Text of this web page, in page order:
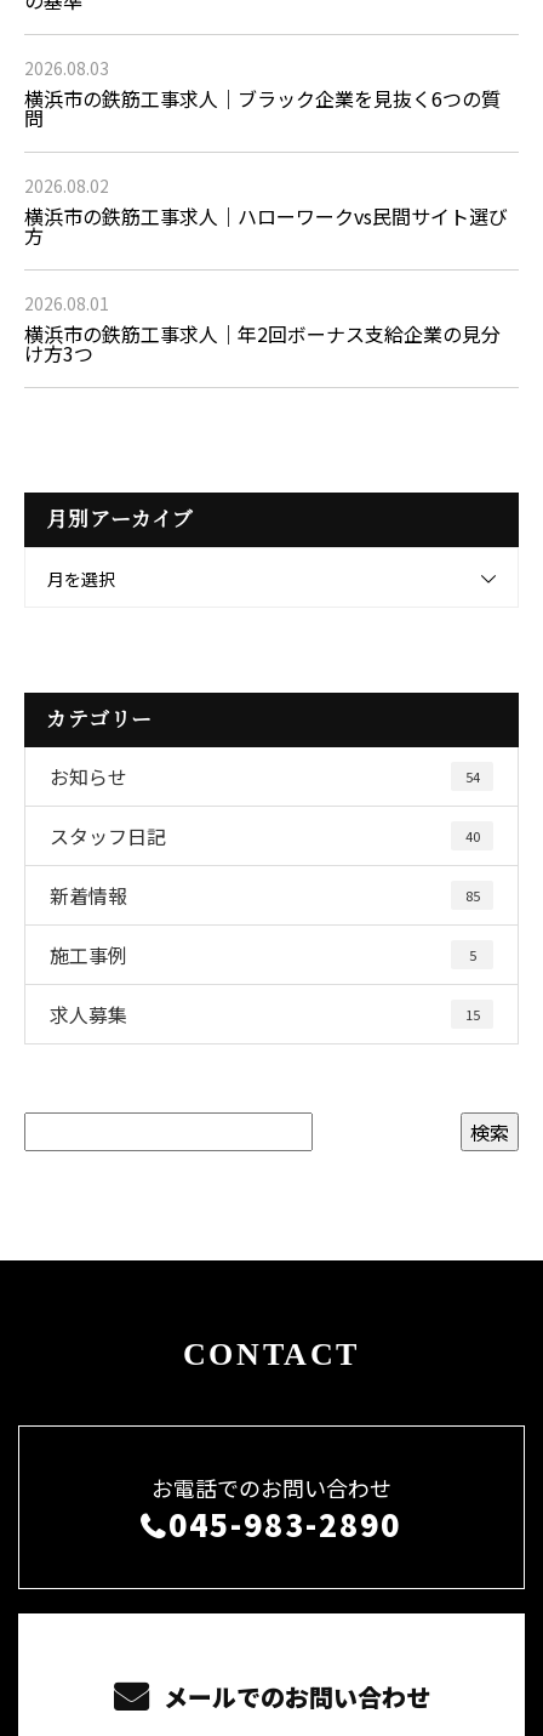
2026.08.03
横浜市の鉄筋工事求人｜ブラック企業を見抜く6つの質
問
2026.08.02
横浜市の鉄筋工事求人｜ハローワークvs民間サイト選び
方
2026.08.01
横浜市の鉄筋工事求人｜年2回ボーナス支給企業の見分
け方3つ
月別アーカイブ
月を選択
カテゴリー
お知らせ 54
スタッフ日記 40
新着情報 85
施工事例 5
求人募集 15
CONTACT
お電話でのお問い合わせ
045-983-2890
メールでのお問い合わせ